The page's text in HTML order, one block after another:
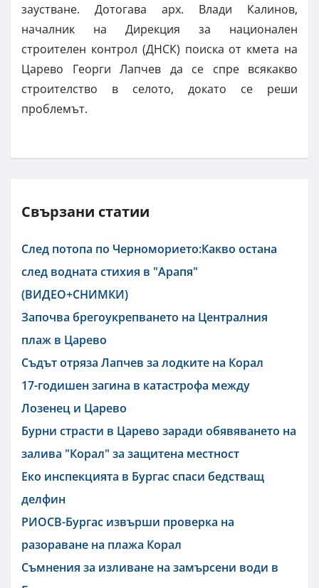
заустване. Дотогава арх. Влади Калинов,
началник на Дирекция за национален
строителен контрол (ДНСК) поиска от кмета на
Царево Георги Лапчев да се спре всякакво
строителство в селото, докато се реши
проблемът.
Свързани статии
След потопа по Черноморието:Какво остана
след водната стихия в "Арапя"
(ВИДЕО+СНИМКИ)
Започва брегоукрепването на Централния
плаж в Царево
Съдът отряза Лапчев за лодките на Корал
17-годишен загина в катастрофа между
Лозенец и Царево
Бурни страсти в Царево заради обявяването на
залива "Корал" за защитена местност
Еко инспекцията в Бургас спаси бедстващ
делфин
РИОСВ-Бургас извърши проверка на
разораване на плажа Корал
Съмнения за изливане на замърсени води в